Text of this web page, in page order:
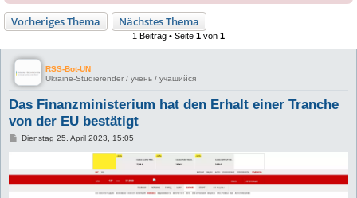
Vorheriges Thema Nächstes Thema
1 Beitrag • Seite 1 von 1
RSS-Bot-UN
Ukraine-Studierender / учень / учащийся
Das Finanzministerium hat den Erhalt einer Tranche
von der EU bestätigt
B
r
a
Dienstag 25. April 2023, 15:05